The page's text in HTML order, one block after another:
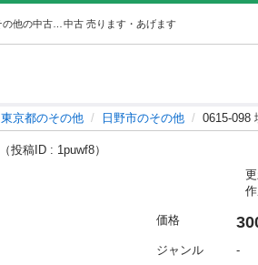
中古 売ります・あげます
東京都のその他 日野市のその他 0615-098
（投稿ID : 1puwf8）
価格
ジャンル
-